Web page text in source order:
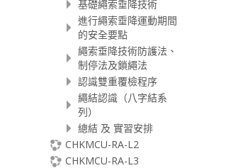
基礎繩索垂降技術
進行繩索垂降運動期間
的安全要點
繩索垂降技術防護法、
制停法及鎖繩法
認識雙重覆檢程序
繩結認識（八字結系
列）
總結 及 實習安排
CHKMCU-RA-L2
CHKMCU-RA-L3